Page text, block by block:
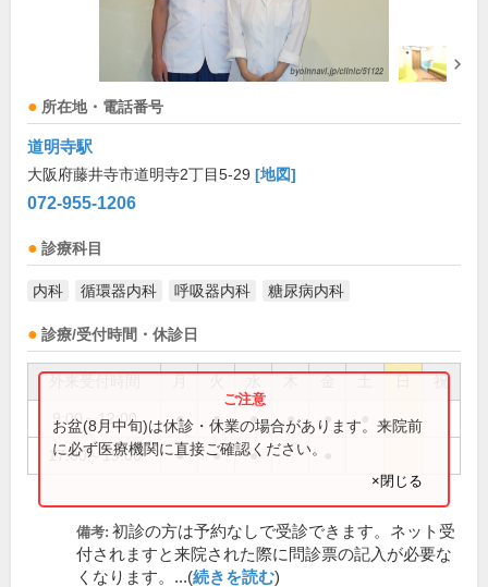
所在地・電話番号
道明寺駅
大阪府藤井寺市道明寺2丁目5-29 [地図]
072-955-1206
診療科目
内科 循環器内科 呼吸器内科 糖尿病内科
診療/受付時間・休診日
祝
9:00～12:00 ● ● ● ● ●
17:00～19:00 ● ● ●
お盆(8月中旬)は休診・休業の場合があります。来院前
に必ず医療機関に直接ご確認ください。
×閉じる
備考: 初診の方は予約なしで受診できます。ネット受
付されますと来院された際に問診票の記入が必要な
くなります。...(続きを読む)